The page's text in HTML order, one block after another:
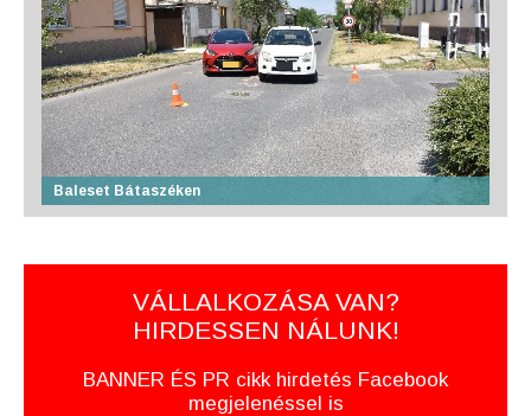
Baleset Bátaszéken
VÁLLALKOZÁSA VAN?
HIRDESSEN NÁLUNK!
BANNER ÉS PR cikk hirdetés Facebook
megjelenéssel is